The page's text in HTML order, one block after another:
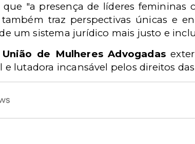
que "a presença de líderes femininas
traz perspectivas únicas e
um sistema jurídico mais justo e
de Mulheres Advogadas
e lutadora incansável pelos direitos